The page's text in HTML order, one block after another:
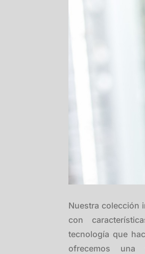
Nuestra colección
con
tecnología que
ofrecemos